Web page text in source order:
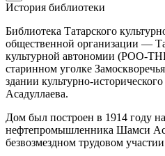
История библиотеки
Библиотека Татарского
общественной организации —
культурной автономии (РОО-
старинном уголке
здании культурно-
Асадуллаева.
Дом был построен в 1914 году
нефтепромышленника Шамси
безвозмездном трудовом